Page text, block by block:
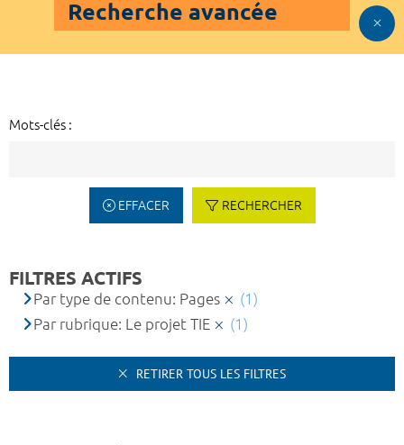
Recherche avancée
Mots-clés :
EFFACER RECHERCHER
FILTRES ACTIFS
Par type de contenu: Pages
(1)
Par rubrique: Le projet TIE
(1)
RETIRER TOUS LES FILTRES